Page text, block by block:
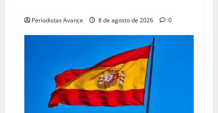
Periodistas Avance 8 de agosto de 2026 0